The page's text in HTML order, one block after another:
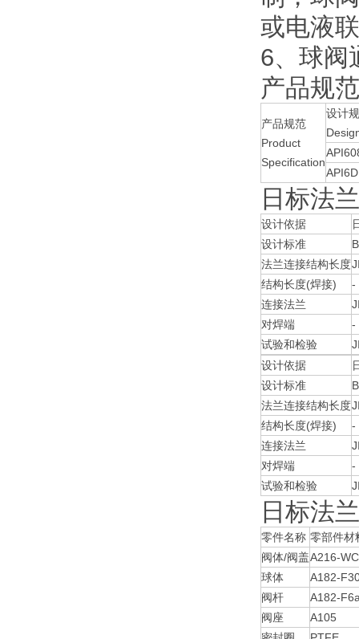
或电液
6、球阀
产品规
产品规范
Product
Specification
设计
API6D
日标法
设计依据
设计标准
法兰连接结构长度
结构长度(焊接)
-
连接法兰
对焊端
-
试验和检验
设计依据
设计标准
法兰连接结构长度
结构长度(焊接)
-
连接法兰
对焊端
-
试验和检验
日标法
零件名称 零部件材
阀体/阀盖A216-
球体
A182-
阀杆
A182-
阀座
A105